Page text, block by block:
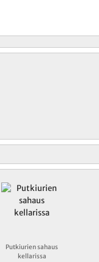
Putkiurien sahaus
kellarissa